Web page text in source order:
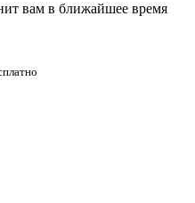
вам в ближайшее время